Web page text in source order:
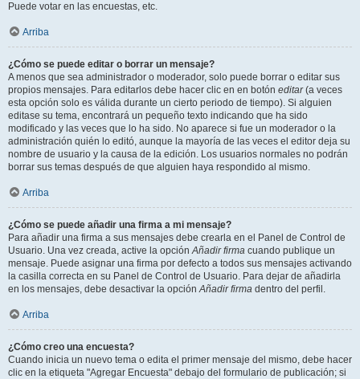
Puede votar en las encuestas, etc.
Arriba
¿Cómo se puede editar o borrar un mensaje?
A menos que sea administrador o moderador, solo puede borrar o editar sus
propios mensajes. Para editarlos debe hacer clic en en botón editar(a veces
esta opción solo es válida durante un cierto periodo de tiempo). Si alguien
editase su tema, encontrará un pequeño texto indicando que ha sido
modificado y las veces que lo ha sido. No aparece si fue un moderador o la
administración quién lo editó, aunque la mayoría de las veces el editor deja su
nombre de usuario y la causa de la edición. Los usuarios normales no podrán
borrar sus temas después de que alguien haya respondido al mismo.
Arriba
¿Cómo se puede añadir una firma a mi mensaje?
Para añadir una firma a sus mensajes debe crearla en el Panel de Control de
Usuario. Una vez creada, active la opciónAñadir firma cuando publique un
mensaje. Puede asignar una firma por defecto a todos sus mensajes activando
la casilla correcta en su Panel de Control de Usuario. Para dejar de añadirla
en los mensajes, debe desactivar la opciónAñadir firma dentro del perfil.
Arriba
¿Cómo creo una encuesta?
Cuando inicia un nuevo tema o edita el primer mensaje del mismo, debe hacer
clic en la etiqueta "Agregar Encuesta" debajo del formulario de publicación; si